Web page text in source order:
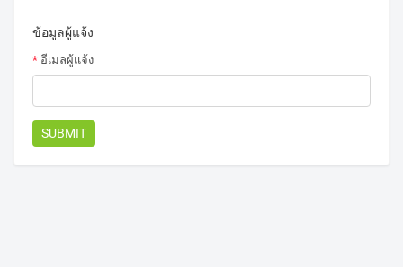
ข้อมูลผู้แจ้ง
* อีเมลผู้แจ้ง
SUBMIT